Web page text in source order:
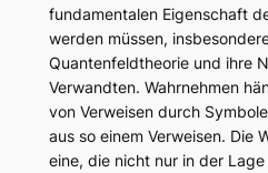
fundamentalen Eigenschaft
werden müssen,
Quantenfeldtheorie und ihre
Verwandten. Wahrnehmen
von Verweisen durch
aus so einem Verweisen. Die
eine, die nicht nur in der